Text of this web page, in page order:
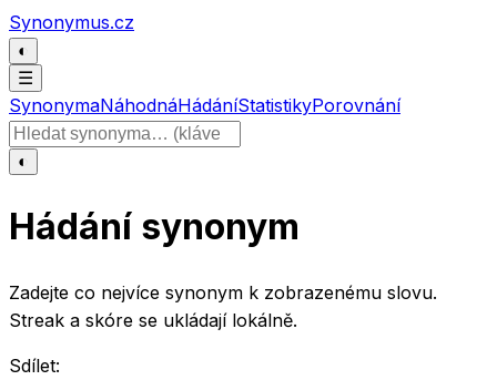
Přeskočit na obsah
Synonymus.cz
◐
☰
SynonymaNáhodnáHádáníStatistikyPorovnání
Hledat slovo
◐
Hádání synonym
Zadejte co nejvíce synonym k zobrazenému slovu.
Streak a skóre se ukládají lokálně.
Sdílet: